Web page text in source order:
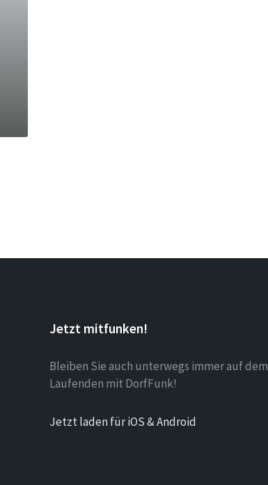
Jetzt mitfunken!
Bleiben Sie auch unterwegs immer auf dem
Laufenden mit DorfFunk!
Jetzt laden für iOS & Android